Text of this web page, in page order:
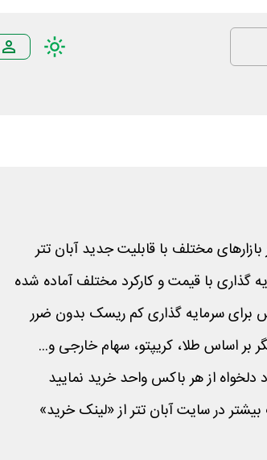
مختلف با قابلیت جدید آبان تتر
گذاری با قیمت و کارکرد مختلف آماده شده
برای سرمایه گذاری کم ریسک بدون ضرر
بر اساس طلا، کریپتو، سهام خارجی و...
دلخواه از هر باکس واحد خرید نمایید
در سایت آبان تتر از «لینک خرید»